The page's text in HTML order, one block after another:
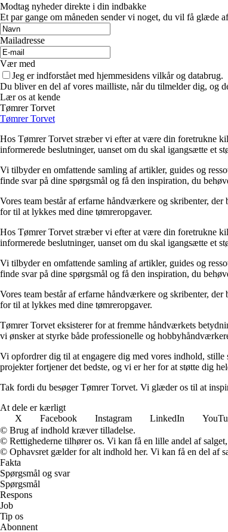
Modtag nyheder direkte i din indbakke
Et par gange om måneden sender vi noget, du vil få glæde
Mailadresse
Vær med
Jeg er indforstået med hjemmesidens vilkår og databrug.
Du bliver en del af vores mailliste, når du tilmelder dig, og
Lær os at kende
Tømrer Torvet
Tømrer Torvet
Hos Tømrer Torvet stræber vi efter at være din foretrukne
informerede beslutninger, uanset om du skal igangsætte et
Vi tilbyder en omfattende samling af artikler, guides og
finde svar på dine spørgsmål og få den inspiration, du
Vores team består af erfarne håndværkere og skribenter,
for til at lykkes med dine tømreropgaver.
Hos Tømrer Torvet stræber vi efter at være din foretrukne
informerede beslutninger, uanset om du skal igangsætte et
Vi tilbyder en omfattende samling af artikler, guides og
finde svar på dine spørgsmål og få den inspiration, du
Vores team består af erfarne håndværkere og skribenter,
for til at lykkes med dine tømreropgaver.
Tømrer Torvet eksisterer for at fremme håndværkets
vi ønsker at styrke både professionelle og
Vi opfordrer dig til at engagere dig med vores indhold,
projekter fortjener det bedste, og vi er her for at støtte dig
Tak fordi du besøger Tømrer Torvet. Vi glæder os til at
At dele er kærligt
X
Facebook Instagram LinkedIn
© Brug af indhold kræver tilladelse.
© Rettighederne tilhører os. Vi kan få en lille andel af
© Ophavsret gælder for alt indhold her. Vi kan få en del af
Fakta
Spørgsmål og svar
Spørgsmål
Respons
Job
Tip os
Abonnent